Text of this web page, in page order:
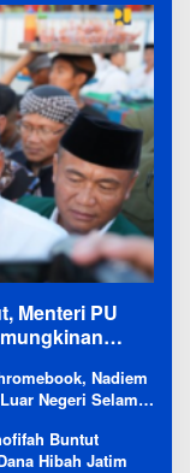
Menteri PU
Nadiem
Negeri Selama
Buntut
Hibah Jatim